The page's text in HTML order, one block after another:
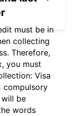
must be in
collecting
Therefore,
you must
Visa
compulsory
be
words